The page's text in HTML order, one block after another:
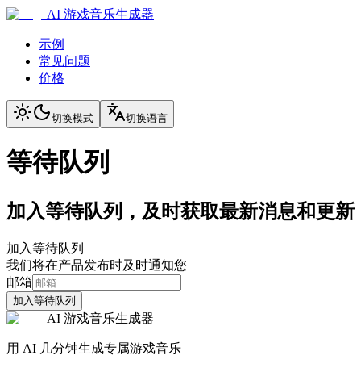
AI 游戏音乐生成器
示例
常见问题
价格
切换模式 切换语言
等待队列
加入等待队列，及时获取最新消息和更新
加入等待队列
我们将在产品发布时及时通知您
邮箱
加入等待队列
AI 游戏音乐生成器
用 AI 几分钟生成专属游戏音乐